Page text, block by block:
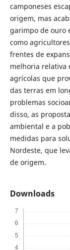
camponeses
origem, mas
garimpo de ouro
como
frentes de
melhoria relativa
agrícolas que
das terras em
problemas
disso, as
ambiental e a
medidas para
Nordeste, que
de origem.
Downloads